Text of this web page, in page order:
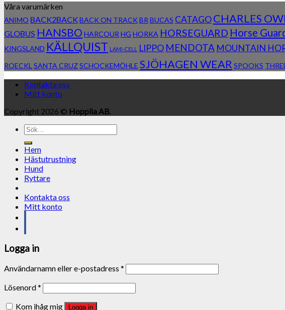
Våra varumärken
ANIMO BACK2BACKBACK ON TRACK BR BUCAS CATAGOCHARLES
GLOBUS HANSBO HARCOUR HG HORKA HORSEGUARD Horse
KINGSLAND KÄLLQUIST LAMI-CELL LIPPO MENDOTA MOUNTAIN
ROECKL SANTA CRUZSCHOCKEMÖHLE SJÖHAGEN WEAR SPOOKS
Kontakta oss
Mitt konto
Copyright 2026 © Hopplia AB.
Sök
efter:
Hem
Hästutrustning
Hund
Ryttare
Kontakta oss
Mitt konto
Logga in
Användarnamn eller e-postadress *
Lösenord*
Kom ihåg mig
Logga in